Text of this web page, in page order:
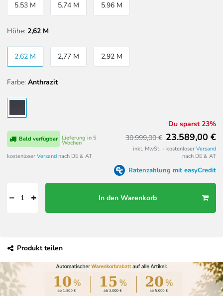
5.53 M 5.74 M 5.96 M
Höhe: 2,62 M
2,62 M 2,77 M 2,92 M
Farbe: Anthrazit
Lieferung in 5
Wochen
Bald verfügbar
kostenloser Versand nach DE & AT
Du sparst 23%
30.999,00 € 23.589,00 €
inkl. MwSt. - kostenloser Versand
nach DE & AT
Ratenzahlung mit easyCredit
In den Warenkorb
Produkt teilen